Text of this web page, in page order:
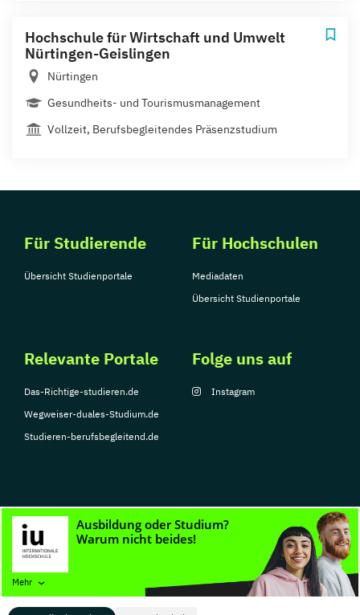
Mehr
Hochschule für Wirtschaft und Umwelt
Nürtingen-Geislingen
Nürtingen
Gesundheits- und Tourismusmanagement
Vollzeit, Berufsbegleitendes Präsenzstudium
Für Studierende
Übersicht Studienportale
Für Hochschulen
Mediadaten
Übersicht Studienportale
Relevante Portale
Das-Richtige-studieren.de
Wegweiser-duales-Studium.de
Studieren-berufsbegleitend.de
Folge uns auf
Instagram
© Copyright 2026, TarGroup Media GmbH
Nutzungsbedingungen